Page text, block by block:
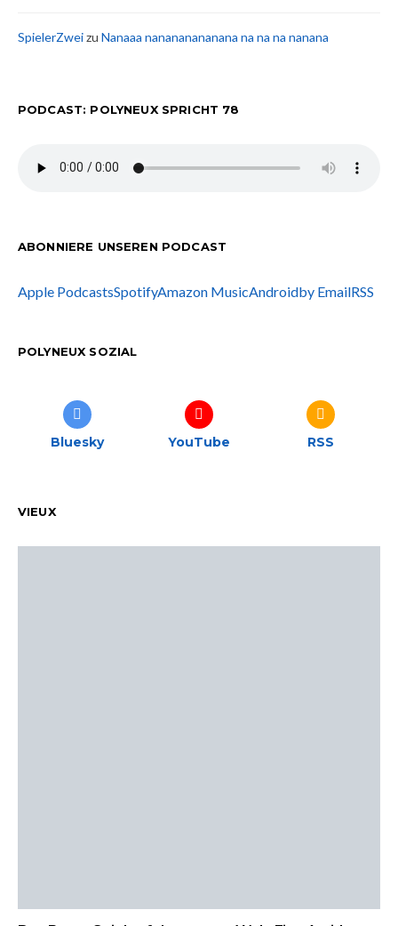
SpielerZweizu Nanaaa nanananananana na na na nanana
PODCAST: POLYNEUX SPRICHT 78
ABONNIERE UNSEREN PODCAST
Apple PodcastsSpotifyAmazon MusicAndroidby EmailRSS
POLYNEUX SOZIAL
Bluesky YouTube RSS
VIEUX